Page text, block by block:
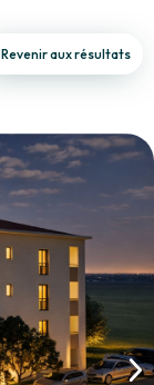
Revenir aux résultats